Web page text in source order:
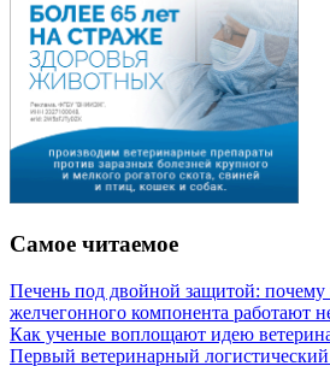
Самое читаемое
Печень под двойной защитой: почему
желчегонного компонента работают
Как ученые воплощают идею
Первый ветеринарный